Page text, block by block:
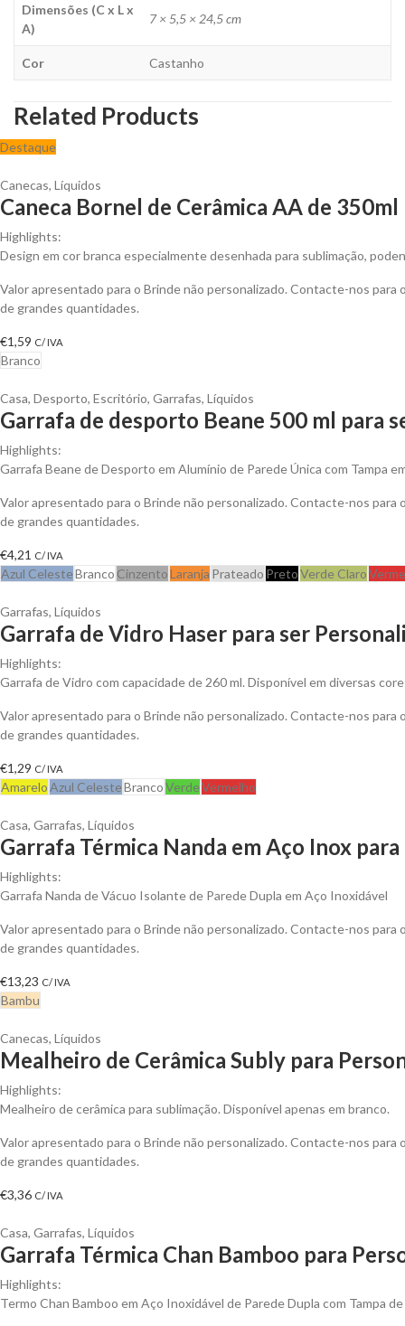
Dimensões (C x L x
A)
7 × 5,5 × 24,5 cm
Cor Castanho
Related Products
Destaque
Canecas, Líquidos
Caneca Bornel de Cerâmica AA de
Highlights:
Design em cor branca especialmente desenhada para sublimação,
Valor apresentado para o Brinde não personalizado. Contacte-nos
de grandes quantidades.
€1,59 C/ IVA
Branco
Casa, Desporto, Escritório, Garrafas, Líquidos
Garrafa de desporto Beane 500 ml para
Highlights:
Garrafa Beane de Desporto em Alumínio de Parede Única com Tampa
Valor apresentado para o Brinde não personalizado. Contacte-nos
de grandes quantidades.
€4,21 C/ IVA
Azul CelesteBranco CinzentoLaranja Prateado PretoVerde Claro
Garrafas, Líquidos
Garrafa de Vidro Haser para ser
Highlights:
Garrafa de Vidro com capacidade de 260 ml. Disponível em diversas
Valor apresentado para o Brinde não personalizado. Contacte-nos
de grandes quantidades.
€1,29 C/ IVA
AmareloAzul CelesteBrancoVerdeVermelho
Casa, Garrafas, Líquidos
Garrafa Térmica Nanda em Aço Inox
Highlights:
Garrafa Nanda de Vácuo Isolante de Parede Dupla em Aço Inoxidável
Valor apresentado para o Brinde não personalizado. Contacte-nos
de grandes quantidades.
€13,23 C/ IVA
Bambu
Canecas, Líquidos
Mealheiro de Cerâmica Subly para
Highlights:
Mealheiro de cerâmica para sublimação. Disponível apenas em branco.
Valor apresentado para o Brinde não personalizado. Contacte-nos
de grandes quantidades.
€3,36 C/ IVA
Casa, Garrafas, Líquidos
Garrafa Térmica Chan Bamboo para
Highlights:
Termo Chan Bamboo em Aço Inoxidável de Parede Dupla com Tampa